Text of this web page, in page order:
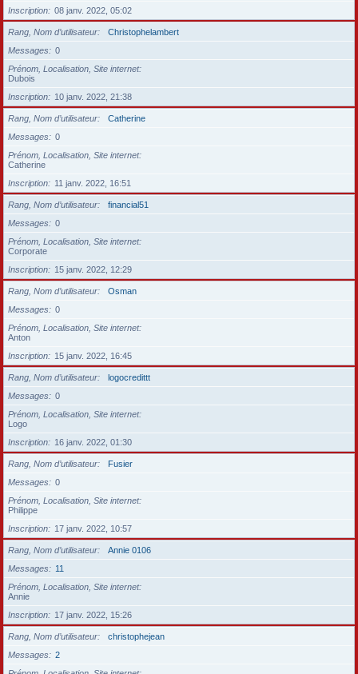
Inscription
08 janv. 2022, 05:02
Rang, Nom d’utilisateur
Christophelambert
Messages
0
Prénom, Localisation, Site internet
Dubois
Inscription
10 janv. 2022, 21:38
Rang, Nom d’utilisateur
Catherine
Messages
0
Prénom, Localisation, Site internet
Catherine
Inscription
11 janv. 2022, 16:51
Rang, Nom d’utilisateur
financial51
Messages
0
Prénom, Localisation, Site internet
Corporate
Inscription
15 janv. 2022, 12:29
Rang, Nom d’utilisateur
Osman
Messages
0
Prénom, Localisation, Site internet
Anton
Inscription
15 janv. 2022, 16:45
Rang, Nom d’utilisateur
logocredittt
Messages
0
Prénom, Localisation, Site internet
Logo
Inscription
16 janv. 2022, 01:30
Rang, Nom d’utilisateur
Fusier
Messages
0
Prénom, Localisation, Site internet
Philippe
Inscription
17 janv. 2022, 10:57
Rang, Nom d’utilisateur
Annie 0106
Messages
11
Prénom, Localisation, Site internet
Annie
Inscription
17 janv. 2022, 15:26
Rang, Nom d’utilisateur
christophejean
Messages
2